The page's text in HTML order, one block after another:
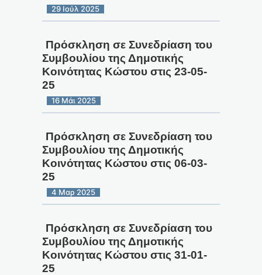
29 Ιούλ 2025
Πρόσκληση σε Συνεδρίαση του
Συμβουλίου της Δημοτικής
Κοινότητας Κώστου στις 23-05-
25
16 Μάι 2025
Πρόσκληση σε Συνεδρίαση του
Συμβουλίου της Δημοτικής
Κοινότητας Κώστου στις 06-03-
25
4 Μαρ 2025
Πρόσκληση σε Συνεδρίαση του
Συμβουλίου της Δημοτικής
Κοινότητας Κώστου στις 31-01-
25